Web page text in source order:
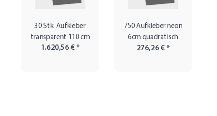
30 Stk. Aufkleber
transparent 110 cm
1.620,56 € *
750 Aufkleber neon
6cm quadratisch
276,26 € *